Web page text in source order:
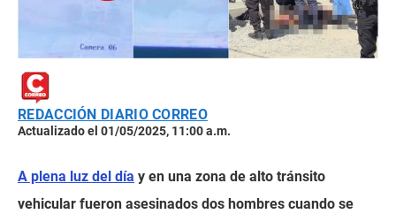
REDACCIÓN DIARIO CORREO
Actualizado el 01/05/2025, 11:00 a.m.
A plena luz del día y en una zona de alto tránsito
vehicular fueron asesinados dos hombres cuando se